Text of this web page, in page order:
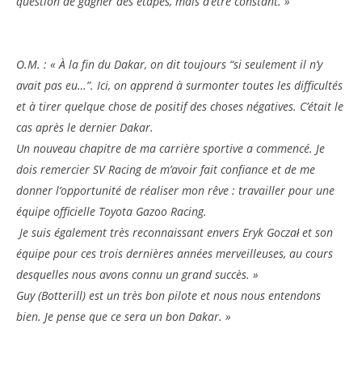
O.M. : « À la fin du Dakar, on dit toujours “si seulement il n’y
avait pas eu…”. Ici, on apprend à surmonter toutes les difficultés
et à tirer quelque chose de positif des choses négatives. C’était le
cas après le dernier Dakar.
Un nouveau chapitre de ma carrière sportive a commencé. Je
dois remercier SV Racing de m’avoir fait confiance et de me
donner l’opportunité de réaliser mon rêve : travailler pour une
équipe officielle Toyota Gazoo Racing.
Je suis également très reconnaissant envers Eryk Goczał et son
équipe pour ces trois dernières années merveilleuses, au cours
desquelles nous avons connu un grand succès. »
Guy (Botterill) est un très bon pilote et nous nous entendons
bien. Je pense que ce sera un bon Dakar. »